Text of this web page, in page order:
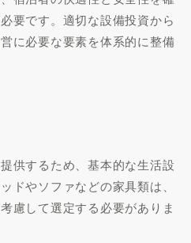
要です。適切な設備投資から
に必要な要素を体系的に整備
供するため、基本的な生活設
ドやソファなどの家具類は、
慮して選定する必要がありま